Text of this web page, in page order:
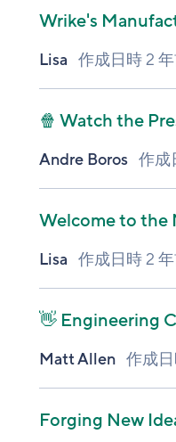
Wrike's
Lisa 作成日時2
🍿 Watch the
Andre Boros 作成
Welcome to the
Lisa 作成日時2
👋 Engineering
Matt Allen 作成
Forging New